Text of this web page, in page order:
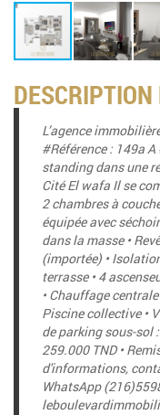
L’agence
#Référence : 149a
standing dans une
Cité El wafa Il se
2 chambres à
équipée avec
dans la masse •
(importée) •
terrasse • 4
• Chauffage
Piscine collective •
de parking sous-sol
259.000 TND •
d'informations,
WhatsApp